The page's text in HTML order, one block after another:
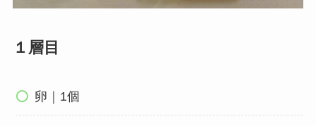
１層目
卵｜1個